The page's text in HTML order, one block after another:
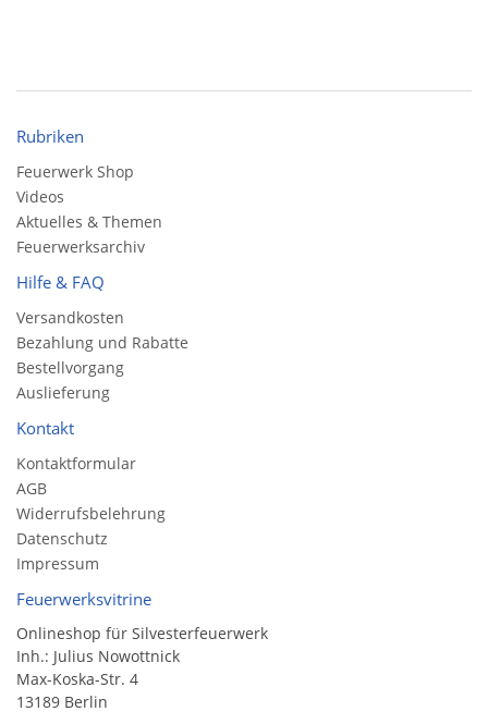
Rubriken
Feuerwerk Shop
Videos
Aktuelles & Themen
Feuerwerksarchiv
Hilfe & FAQ
Versandkosten
Bezahlung und Rabatte
Bestellvorgang
Auslieferung
Kontakt
Kontaktformular
AGB
Widerrufsbelehrung
Datenschutz
Impressum
Feuerwerksvitrine
Onlineshop für Silvesterfeuerwerk
Inh.: Julius Nowottnick
Max-Koska-Str. 4
13189 Berlin